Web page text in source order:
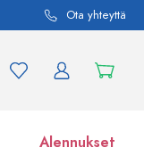
Ota yhteyttä
Alennukset